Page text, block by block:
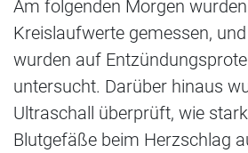
Am folgenden Morgen
Kreislaufwerte gemessen,
wurden auf
untersucht. Darüber hinaus
Ultraschall überprüft, wie
Blutgefäße beim Herzschlag